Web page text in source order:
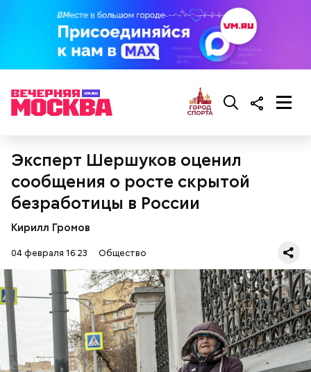
Эксперт Шершуков оценил
сообщения о росте скрытой
безработицы в России
Кирилл Громов
04 февраля 16:23 Общество